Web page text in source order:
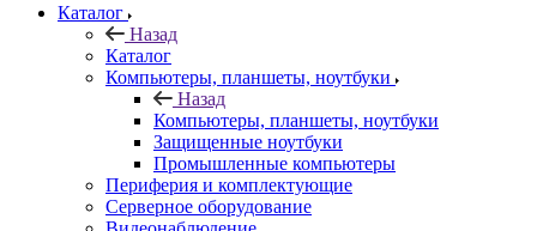
Каталог
Назад
Каталог
Компьютеры, планшеты, ноутбуки
Назад
Компьютеры, планшеты, ноутбуки
Защищенные ноутбуки
Промышленные компьютеры
Периферия и комплектующие
Серверное оборудование